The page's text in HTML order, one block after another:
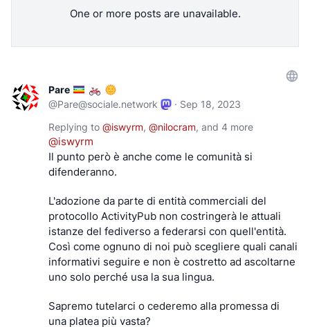
(Matrix) per competere mentre le chat di gruppo
problema e competa nello stesso spazio di XMPP).
XMPP sarebbe diverso oggi se Google non vi
considerato come parte di esso? Nessuno può
dirlo. Ma sono convinto che sarebbe cresciuto più
lentamente e, forse, in modo più sano. Che
sarebbe più grande e più importante di oggi. Che
decentralizzata di default. Una cosa è certa: se
Google non avesse aderito, XMPP non sarebbe
peggiore di quello che è oggi.
Microsoft
One or more posts are unavailable.
Pare
@Pare@sociale.network · Sep 18, 2023
Replying to @iswyrm, @nilocram, and 4 more
@iswyrm
Il punto però è anche come le comunità si
difenderanno.
L'adozione da parte di entità commerciali del
protocollo ActivityPub non costringerà le attuali
istanze del fediverso a federarsi con quell'entità.
Così come ognuno di noi può scegliere quali canali
informativi seguire e non è costretto ad ascoltarne
uno solo perché usa la sua lingua.
Sapremo tutelarci o cederemo alla promessa di
una platea più vasta?